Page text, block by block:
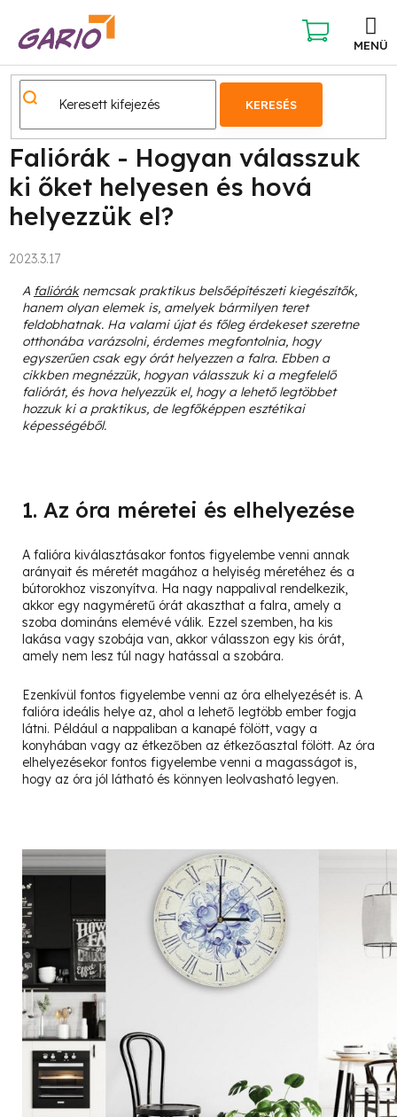
KERESÉS
KOSÁR
Faliórák - Hogyan válasszuk
ki őket helyesen és hová
helyezzük el?
2023.3.17
A falióráknemcsak praktikus belsőépítészeti kiegészítők,
hanem olyan elemek is, amelyek bármilyen teret
feldobhatnak. Ha valami újat és főleg érdekeset szeretne
otthonába varázsolni, érdemes megfontolnia, hogy
egyszerűen csak egy órát helyezzen a falra. Ebben a
cikkben megnézzük, hogyan válasszuk ki a megfelelő
faliórát, és hova helyezzük el, hogy a lehető legtöbbet
hozzuk ki a praktikus, de legfőképpen esztétikai
képességéből.
1. Az óra méretei és elhelyezése
A falióra kiválasztásakor fontos figyelembe venni annak
arányait és méretét magához a helyiség méretéhez és a
bútorokhoz viszonyítva. Ha nagy nappalival rendelkezik,
akkor egy nagyméretű órát akaszthat a falra, amely a
szoba domináns elemévé válik. Ezzel szemben, ha kis
lakása vagy szobája van, akkor válasszon egy kis órát,
amely nem lesz túl nagy hatással a szobára.
Ezenkívül fontos figyelembe venni az óra elhelyezését is. A
falióra ideális helye az, ahol a lehető legtöbb ember fogja
látni. Például a nappaliban a kanapé fölött, vagy a
konyhában vagy az étkezőben az étkezőasztal fölött. Az óra
elhelyezésekor fontos figyelembe venni a magasságot is,
hogy az óra jól látható és könnyen leolvasható legyen.